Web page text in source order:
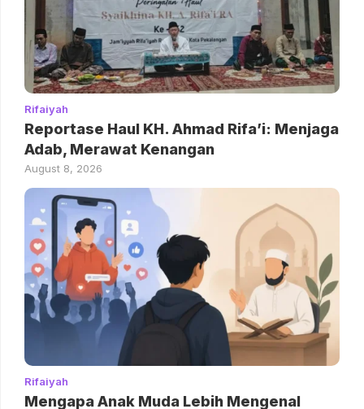
Rifaiyah
Reportase Haul KH. Ahmad Rifa’i: Menjaga
Adab, Merawat Kenangan
August 8, 2026
Rifaiyah
Mengapa Anak Muda Lebih Mengenal